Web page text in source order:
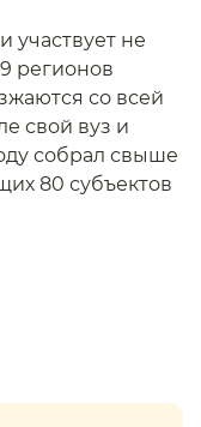
участвует не
регионов
со всей
свой вуз и
собрал свыше
80 субъектов